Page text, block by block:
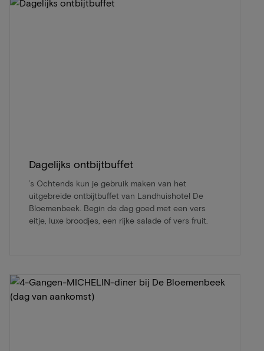
Dagelijks ontbijtbuffet
’s Ochtends kun je gebruik maken van het
uitgebreide ontbijtbuffet van Landhuishotel De
Bloemenbeek. Begin de dag goed met een vers
eitje, luxe broodjes, een rijke salade of vers fruit.